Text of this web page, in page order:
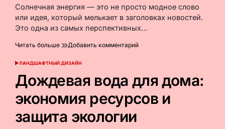
время
Солнечная энергия — это не просто модное слово
или идея, который мелькает в заголовках новостей.
Это одна из самых перспективных…
Читать больше Добавить комментарийк
и
перспективы
солнечной
ОПУБЛИКОВАНО
ЛАНДШАФТНЫЙ ДИЗАЙН
Дождевая вода для дома:
экономия ресурсов и
защита экологии